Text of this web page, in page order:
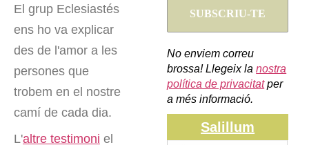
El grup Eclesiastés
ens ho va explicar
des de l'amor a les
persones que
trobem en el nostre
camí de cada dia.
L'altre testimoni el
No enviem correu
brossa! Llegeix lanostra
política de privacitatper
a més informació.
Salillum